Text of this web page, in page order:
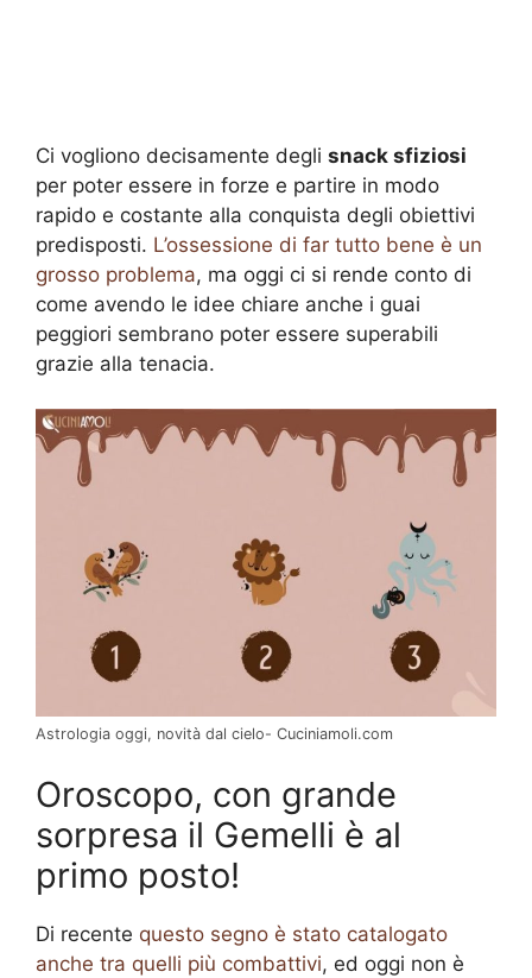
Ci vogliono decisamente degli snack sfiziosi
per poter essere in forze e partire in modo
rapido e costante alla conquista degli obiettivi
predisposti. L’ossessione di far tutto bene è un
grosso problema, ma oggi ci si rende conto di
come avendo le idee chiare anche i guai
peggiori sembrano poter essere superabili
grazie alla tenacia.
Astrologia oggi, novità dal cielo- Cuciniamoli.com
Oroscopo, con grande
sorpresa il Gemelli è al
primo posto!
Di recente questo segno è stato catalogato
anche tra quelli più combattivi, ed oggi non è